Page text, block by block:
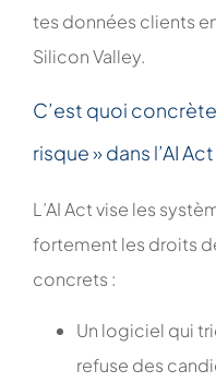
tes données clients
Silicon Valley.
C’est quoi
risque » dans l’AI Act
L’AI Act vise les
fortement les droits
concrets :
Un logiciel qui
refuse des